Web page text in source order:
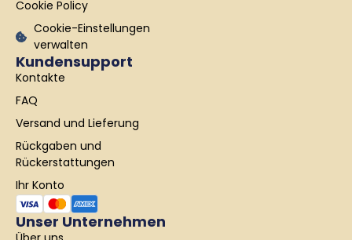
Kundensupport
Kontakte
FAQ
Versand und Lieferung
Rückgaben und
Rückerstattungen
Ihr Konto
Cookie Policy
Cookie-Einstellungen
verwalten
Unser Unternehmen